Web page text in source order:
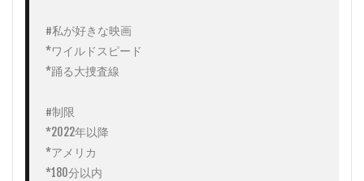
#私が好きな映画
*ワイルドスピード
*踊る大捜査線
#制限
*2022年以降
*アメリカ
*180分以内